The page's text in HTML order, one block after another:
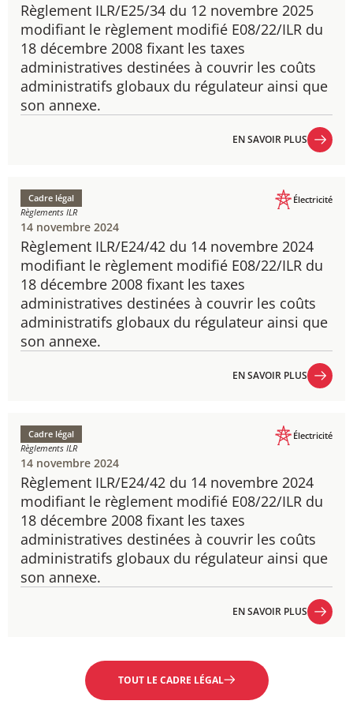
Règlement ILR/E25/34 du 12 novembre 2025
modifiant le règlement modifié E08/22/ILR du
18 décembre 2008 fixant les taxes
administratives destinées à couvrir les coûts
administratifs globaux du régulateur ainsi que
son annexe.
EN SAVOIR PLUS
Règlement ILR/E24/42 du 14 novembre 2024
​modifiant le règlement modifié E08/22/ILR du
18 décembre 2008 fixant les taxes
administratives destinées à couvrir les coûts
administratifs globaux du régulateur ainsi que
son annexe.
Cadre légal
Règlements ILR
Électricité
14 novembre 2024
EN SAVOIR PLUS
Règlement ILR/E24/42 du 14 novembre 2024
​modifiant le règlement modifié E08/22/ILR du
18 décembre 2008 fixant les taxes
administratives destinées à couvrir les coûts
administratifs globaux du régulateur ainsi que
son annexe.
Cadre légal
Règlements ILR
Électricité
14 novembre 2024
EN SAVOIR PLUS
TOUT LE CADRE LÉGAL